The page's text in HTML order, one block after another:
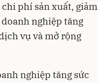
chi phí sản xuất, giảm
nghiệp tăng
vụ và mở rộng
nghiệp tăng sức